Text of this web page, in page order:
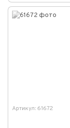
Артикул: 61672